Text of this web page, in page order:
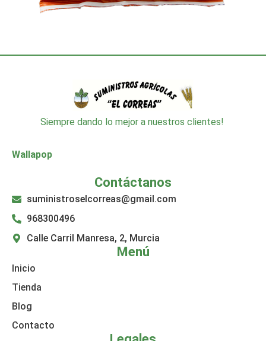
Siempre dando lo mejor a nuestros clientes!
Wallapop
Menú
Inicio
Tienda
Blog
Contacto
Contáctanos
suministroselcorreas@gmail.com
968300496
Calle Carril Manresa, 2, Murcia